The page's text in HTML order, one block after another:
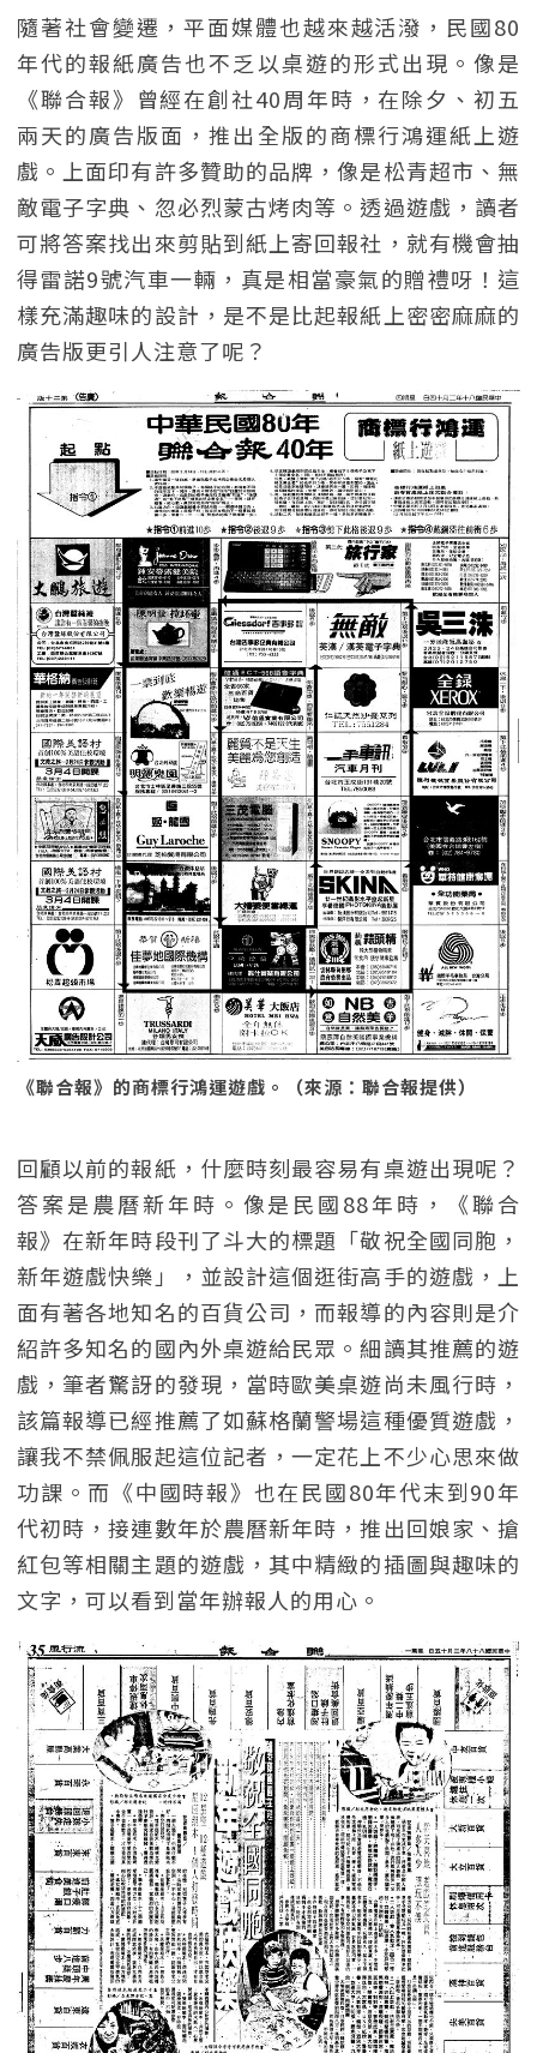
隨著社會變遷，平面媒體也越來越活潑，民國80
年代的報紙廣告也不乏以桌遊的形式出現。像是
《聯合報》曾經在創社40周年時，在除夕、初五
兩天的廣告版面，推出全版的商標行鴻運紙上遊
戲。上面印有許多贊助的品牌，像是松青超市、無
敵電子字典、忽必烈蒙古烤肉等。透過遊戲，讀者
可將答案找出來剪貼到紙上寄回報社，就有機會抽
得雷諾9號汽車一輛，真是相當豪氣的贈禮呀！這
樣充滿趣味的設計，是不是比起報紙上密密麻麻的
廣告版更引人注意了呢？
《聯合報》的商標行鴻運遊戲。（來源：聯合報提供）
回顧以前的報紙，什麼時刻最容易有桌遊出現呢？
答案是農曆新年時。像是民國88年時，《聯合
報》在新年時段刊了斗大的標題「敬祝全國同胞，
新年遊戲快樂」，並設計這個逛街高手的遊戲，上
面有著各地知名的百貨公司，而報導的內容則是介
紹許多知名的國內外桌遊給民眾。細讀其推薦的遊
戲，筆者驚訝的發現，當時歐美桌遊尚未風行時，
該篇報導已經推薦了如蘇格蘭警場這種優質遊戲，
讓我不禁佩服起這位記者，一定花上不少心思來做
功課。而《中國時報》也在民國80年代末到90年
代初時，接連數年於農曆新年時，推出回娘家、搶
紅包等相關主題的遊戲，其中精緻的插圖與趣味的
文字，可以看到當年辦報人的用心。